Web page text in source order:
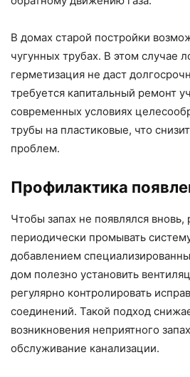
В домах старой постройки
чугунных трубах. В этом случае
герметизация не даст
требуется капитальный ремонт
современных условиях
трубы на пластиковые, что
проблем.
Профилактика
Чтобы запах не появлялся вновь,
периодически промывать
добавлением
дом полезно установить
регулярно контролировать
соединений. Такой подход
возникновения неприятного
обслуживание канализации.